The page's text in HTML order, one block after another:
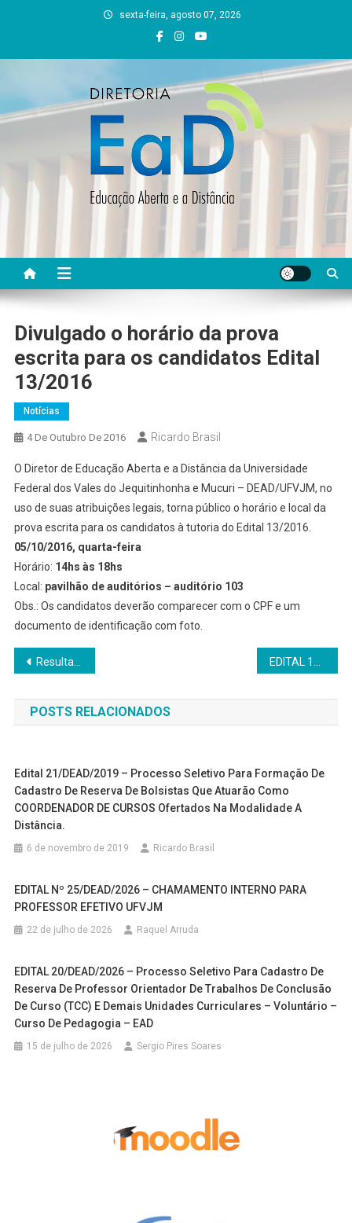
sexta-feira, agosto 07, 2026
DEAD UFVJM
Divulgado o horário da prova
escrita para os candidatos Edital
13/2016
Notícias
4 De Outubro De 2016 Ricardo Brasil
O Diretor de Educação Aberta e a Distância da Universidade
Federal dos Vales do Jequitinhonha e Mucuri – DEAD/UFVJM, no
uso de suas atribuições legais, torna público o horário e local da
prova escrita para os candidatos à tutoria do Edital 13/2016.
05/10/2016, quarta-feira
Horário: 14hs às 18hs
Local: pavilhão de auditórios – auditório 103
Obs.: Os candidatos deverão comparecer com o CPF e um
documento de identificação com foto.
Navegação
de
Post
Resultado da Análise de Títulos – EDITAL 14/DEAD/2016
POSTS RELACIONADOS
Edital 21/DEAD/2019 – Processo Seletivo Para Formação De
Cadastro De Reserva De Bolsistas Que Atuarão Como
COORDENADOR DE CURSOS Ofertados Na Modalidade A
Distância.
6 de novembro de 2019 Ricardo Brasil
EDITAL Nº 25/DEAD/2026 – CHAMAMENTO INTERNO PARA
PROFESSOR EFETIVO UFVJM
22 de julho de 2026 Raquel Arruda
EDITAL 20/DEAD/2026 – Processo Seletivo Para Cadastro De
Reserva De Professor Orientador De Trabalhos De Conclusão
De Curso (TCC) E Demais Unidades Curriculares – Voluntário –
Curso De Pedagogia – EAD
15 de julho de 2026 Sergio Pires Soares